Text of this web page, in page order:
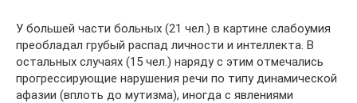
У большей части больных (21 чел.) в картине слабоумия
преобладал грубый распад личности и интеллекта. В
остальных случаях (15 чел.) наряду с этим отмечались
прогрессирующие нарушения речи по типу динамической
афазии (вплоть до мутизма), иногда с явлениями